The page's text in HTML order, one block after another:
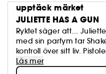
upptäck märket
JULIETTE HAS A GUN
Ryktet säger att...
med sin parfym tar
kontroll över sitt liv.
bara ett bluffredskap
kvinnans överlägsenhet
Läs mer